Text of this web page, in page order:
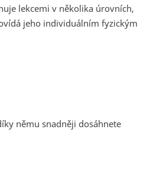
lekcemi v několika úrovních,
jeho individuálním fyzickým
němu snadněji dosáhnete